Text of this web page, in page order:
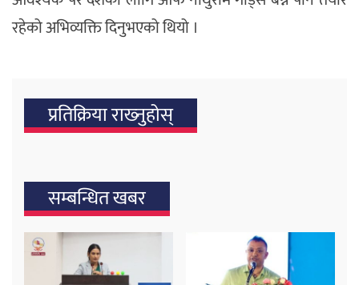
रहेको अभिव्यक्ति दिनुभएको थियो ।
प्रतिक्रिया राख्‍नुहोस्
सम्बन्धित खबर